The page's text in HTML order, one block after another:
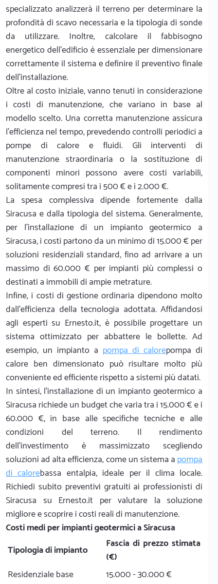
specializzato analizzerà il terreno per determinare la
profondità di scavo necessaria e la tipologia di sonde
da utilizzare. Inoltre, calcolare il fabbisogno
energetico dell'edificio è essenziale per dimensionare
correttamente il sistema e definire il preventivo finale
dell'installazione.
Oltre al costo iniziale, vanno tenuti in considerazione
i costi di manutenzione, che variano in base al
modello scelto. Una corretta manutenzione assicura
l'efficienza nel tempo, prevedendo controlli periodici a
pompe di calore e fluidi. Gli interventi di
manutenzione straordinaria o la sostituzione di
componenti minori possono avere costi variabili,
solitamente compresi tra i 500 € e i 2.000 €.
La spesa complessiva dipende fortemente dalla
Siracusa e dalla tipologia del sistema. Generalmente,
per l'installazione di un impianto geotermico a
Siracusa, i costi partono da un minimo di 15.000 € per
soluzioni residenziali standard, fino ad arrivare a un
massimo di 60.000 € per impianti più complessi o
destinati a immobili di ampie metrature.
Infine, i costi di gestione ordinaria dipendono molto
dall'efficienza della tecnologia adottata. Affidandosi
agli esperti su Ernesto.it, è possibile progettare un
sistema ottimizzato per abbattere le bollette. Ad
esempio, un impianto a pompa di calorepompa di
calore ben dimensionato può risultare molto più
conveniente ed efficiente rispetto a sistemi più datati.
In sintesi, l'installazione di un impianto geotermico a
Siracusa richiede un budget che varia tra i 15.000 € e i
60.000 €, in base alle specifiche tecniche e alle
condizioni del terreno. Il rendimento
dell'investimento è massimizzato scegliendo
soluzioni ad alta efficienza, come un sistema a pompa
di calorebassa entalpia, ideale per il clima locale.
Richiedi subito preventivi gratuiti ai professionisti di
Siracusa su Ernesto.it per valutare la soluzione
migliore e scoprire i costi reali di manutenzione.
Costi medi per impianti geotermici a Siracusa
Tipologia di impianto
Fascia di prezzo stimata
(€)
Residenziale base
15.000 - 30.000 €